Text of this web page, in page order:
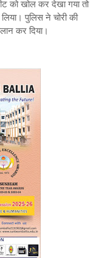
को खोल कर देखा गया तो
पुलिस ने चोरी की
कर दिया।